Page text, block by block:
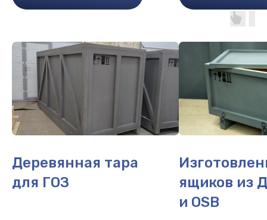
Деревянная тара
для ГОЗ
ящиков из
и OSB